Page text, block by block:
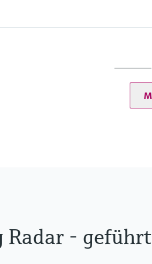
Radar - geführt